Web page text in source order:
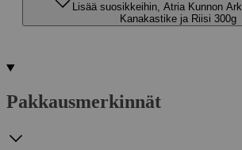
Lisää suosikkeihin, Atria Kunnon
Kanakastike ja Riisi 300g
Pakkausmerkinnät